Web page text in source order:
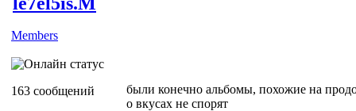
Members
163 сообщений
были конечно альбомы, похожие на
о вкусах не спорят